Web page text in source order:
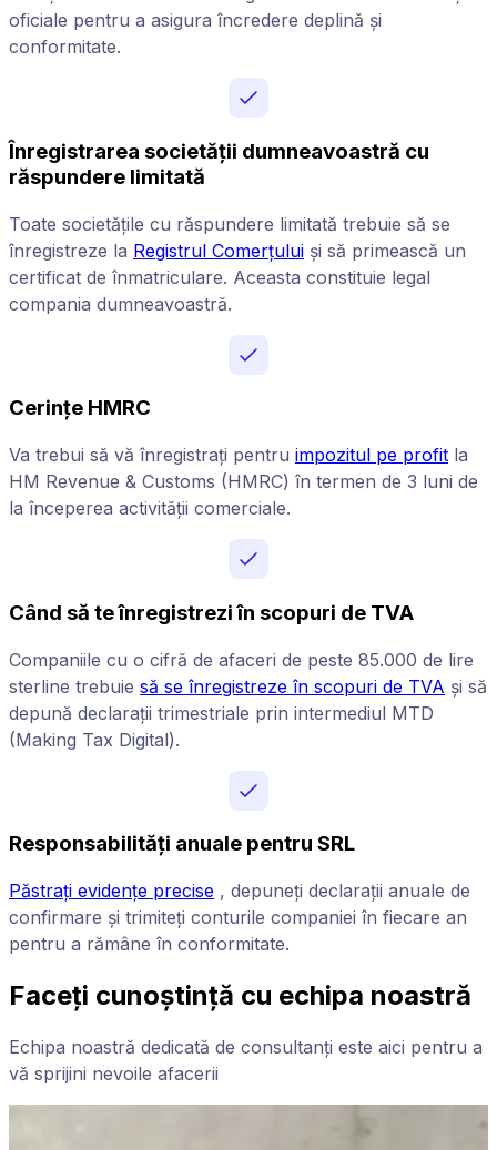
oficiale pentru a asigura încredere deplină și
conformitate.
Înregistrarea societății dumneavoastră cu
răspundere limitată
Toate societățile cu răspundere limitată trebuie să se
înregistreze la Registrul Comerțului și să primească un
certificat de înmatriculare. Aceasta constituie legal
compania dumneavoastră.
Cerințe HMRC
Va trebui să vă înregistrați pentru impozitul pe profit la
HM Revenue & Customs (HMRC) în termen de 3 luni de
la începerea activității comerciale.
Când să te înregistrezi în scopuri de TVA
Companiile cu o cifră de afaceri de peste 85.000 de lire
sterline trebuie să se înregistreze în scopuri de TVA și să
depună declarații trimestriale prin intermediul MTD
(Making Tax Digital).
Responsabilități anuale pentru SRL
Păstrați evidențe precise , depuneți declarații anuale de
confirmare și trimiteți conturile companiei în fiecare an
pentru a rămâne în conformitate.
Faceți cunoștință cu echipa noastră
Echipa noastră dedicată de consultanți este aici pentru a
vă sprijini nevoile afacerii